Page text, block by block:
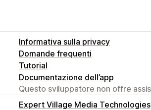
Informativa sulla privacy
Domande frequenti
Tutorial
Documentazione dell’app
Questo sviluppatore non offre
Expert Village Media Technologies